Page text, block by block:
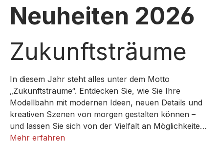
Neuheiten 2026
Zukunftsträume
In diesem Jahr steht alles unter dem Motto
„Zukunftsträume“. Entdecken Sie, wie Sie Ihre
Modellbahn mit modernen Ideen, neuen Details und
kreativen Szenen von morgen gestalten können –
und lassen Sie sich von der Vielfalt an Möglichkeiten
inspirieren, um Ihre ganz persönliche Miniaturwelt
Mehr erfahren